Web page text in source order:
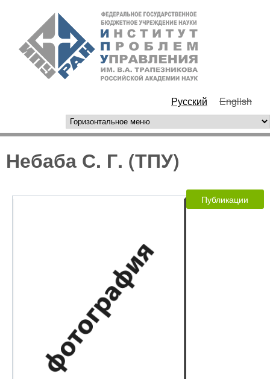
Перейти к основному
содержанию
РАН
Русский English
горизонтальное меню
Небаба С. Г. (ТПУ)
Публикации